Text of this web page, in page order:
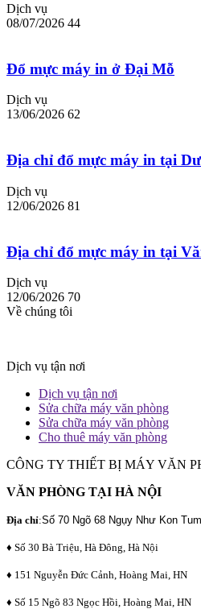
Dịch vụ
08/07/2026 44
Đổ mực máy in ở Đại Mỗ
Dịch vụ
13/06/2026 62
Địa chỉ đổ mực máy in tại
Dịch vụ
12/06/2026 81
Địa chỉ đổ mực máy in tại
Dịch vụ
12/06/2026 70
Về chúng tôi
Dịch vụ tận nơi
Dịch vụ tận nơi
Sửa chữa máy văn phòng
Sửa chữa máy văn phòng
Cho thuê máy văn phòng
CÔNG TY THIẾT BỊ MÁY VĂN
VĂN PHÒNG TẠI HÀ NỘI
Địa chỉ:Số 70 Ngõ 68 Ngụy Như Kon
♦ Số 30 Bà Triệu, Hà Đông, Hà Nội
♦ 151 Nguyễn Đức Cảnh, Hoàng Mai, HN
♦ Số 15 Ngõ 83 Ngọc Hồi, Hoàng Mai, HN